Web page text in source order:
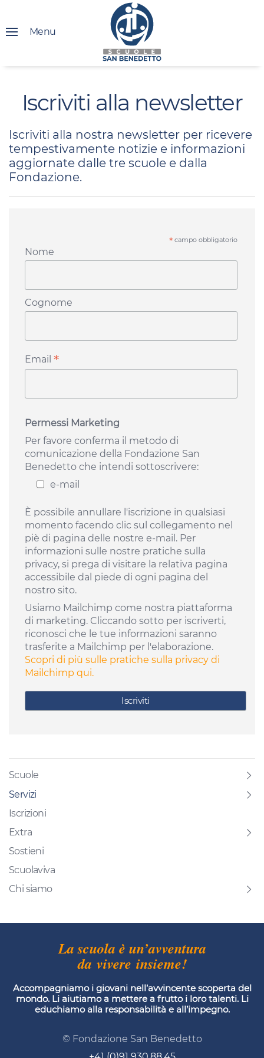
Menu
Iscriviti alla newsletter
Iscriviti alla nostra newsletter per ricevere
tempestivamente notizie e informazioni
aggiornate dalle tre scuole e dalla
Fondazione.
*campo obbligatorio
Nome
Cognome
Email *
Permessi Marketing
Per favore conferma il metodo di
comunicazione della Fondazione San
Benedetto che intendi sottoscrivere:
e-mail
È possibile annullare l'iscrizione in qualsiasi
momento facendo clic sul collegamento nel
piè di pagina delle nostre e-mail. Per
informazioni sulle nostre pratiche sulla
privacy, si prega di visitare la relativa pagina
accessibile dal piede di ogni pagina del
nostro sito.
Usiamo Mailchimp come nostra piattaforma
di marketing. Cliccando sotto per iscriverti,
riconosci che le tue informazioni saranno
trasferite a Mailchimp per l'elaborazione.
Scopri di più sulle pratiche sulla privacy di
Mailchimp qui.
Scuole
Servizi
Iscrizioni
Extra
Sostieni
Scuolaviva
Chi siamo
La scuola è un’avventura
da vivere insieme!
Accompagniamo i giovani nell’avvincente scoperta del
mondo. Li aiutiamo a mettere a frutto i loro talenti. Li
educhiamo alla responsabilità e all’impegno.
© Fondazione San Benedetto